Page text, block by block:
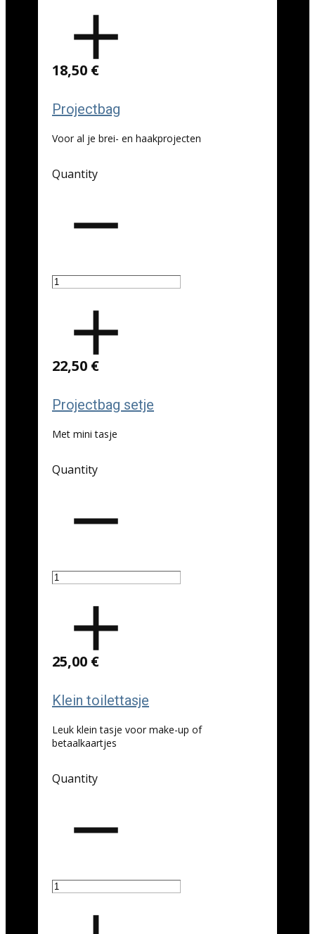
18,50 €
Projectbag
Voor al je brei- en haakprojecten
Quantity
22,50 €
Projectbag setje
Met mini tasje
Quantity
25,00 €
Klein toilettasje
Leuk klein tasje voor make-up of
betaalkaartjes
Quantity